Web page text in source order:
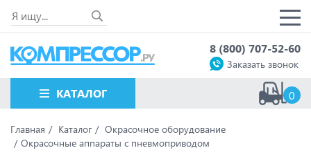
8 (800) 707-52-60
Заказать звонок
КАТАЛОГ 0
Главная Каталог
Окрасочное оборудование
Окрасочные аппараты с пневмоприводом